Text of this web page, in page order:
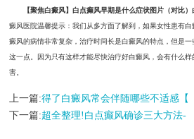
【聚焦白癜风】白点癫风早期是什么症状图片（对比
癜风医院温馨提示：我们从多方面了解到，如果女性患有
癜风的病情非常复杂，治疗时间长是白癜风的特点，但是
这一点。因为只有这样才能尽快治疗好白癜风，会有什么
害。
上一篇:得了白癜风常会伴随哪些不适感【
下一篇:超全整理!白点癫风确诊三大方法-